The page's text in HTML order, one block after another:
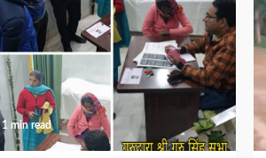
1 min read